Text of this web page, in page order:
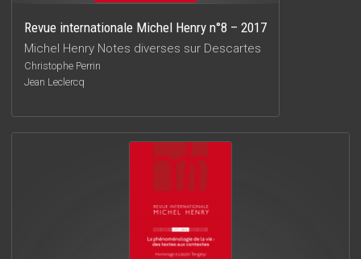
Revue internationale Michel Henry n°8 – 2017
Michel Henry Notes diverses sur Descartes
Christophe Perrin
Jean Leclercq